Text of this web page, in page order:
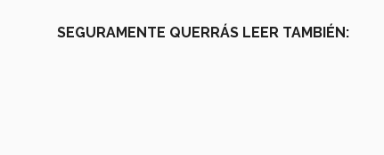
SEGURAMENTE QUERRÁS LEER TAMBIÉN: